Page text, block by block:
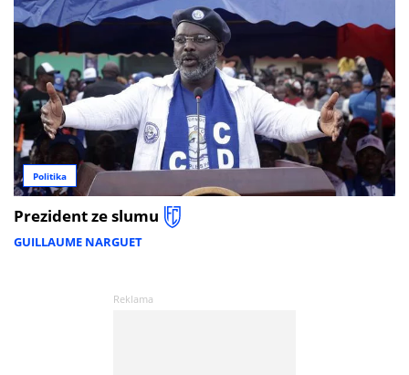
Politika
Prezident ze slumu
GUILLAUME NARGUET